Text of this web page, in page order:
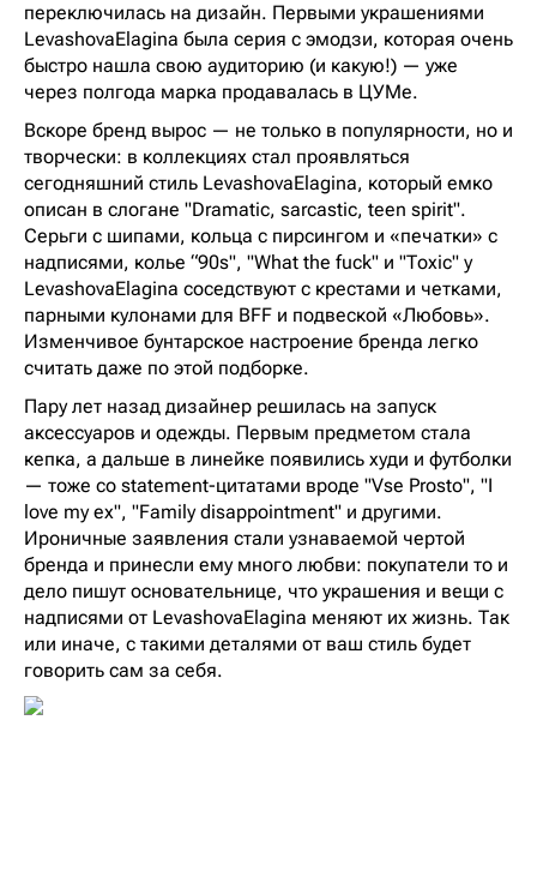
переключилась на дизайн. Первыми украшениями
LevashovaElagina была серия с эмодзи, которая очень
быстро нашла свою аудиторию (и какую!) — уже
через полгода марка продавалась в ЦУМе.
Вскоре бренд вырос — не только в популярности, но и
творчески: в коллекциях стал проявляться
сегодняшний стиль LevashovaElagina, который емко
описан в слогане "Dramatic, sarcastic, teen spirit".
Серьги с шипами, кольца с пирсингом и «печатки» с
надписями, колье “90s", "What the fuck" и "Toxic" у
LevashovaElagina соседствуют с крестами и четками,
парными кулонами для BFF и подвеской «Любовь».
Изменчивое бунтарское настроение бренда легко
считать даже по этой подборке.
Пару лет назад дизайнер решилась на запуск
аксессуаров и одежды. Первым предметом стала
кепка, а дальше в линейке появились худи и футболки
— тоже со statement-цитатами вроде "Vse Prosto", "I
love my ex", "Family disappointment" и другими.
Ироничные заявления стали узнаваемой чертой
бренда и принесли ему много любви: покупатели то и
дело пишут основательнице, что украшения и вещи с
надписями от LevashovaElagina меняют их жизнь. Так
или иначе, с такими деталями от ваш стиль будет
говорить сам за себя.